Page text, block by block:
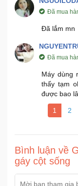
Đã mua
Đã lắm mn
Đã mua
Máy dùng
thấy tạm
được bao
1 2
Bình luận về
gáy cột sống